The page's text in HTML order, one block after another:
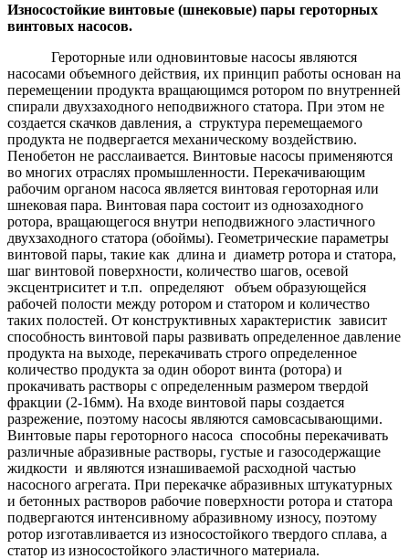
Износостойкие винтовые (шнековые) пары героторных
винтовых насосов.
Героторные или одновинтовые насосы являются
насосами объемного действия, их принцип работы основан на
перемещении продукта вращающимся ротором по внутренней
спирали двухзаходного неподвижного статора. При этом не
создается скачков давления, а структура перемещаемого
продукта не подвергается механическому воздействию.
Пенобетон не расслаивается. Винтовые насосы применяются
во многих отраслях промышленности. Перекачивающим
рабочим органом насоса является винтовая героторная или
шнековая пара. Винтовая пара состоит из однозаходного
ротора, вращающегося внутри неподвижного эластичного
двухзаходного статора (обоймы). Геометрические параметры
винтовой пары, такие как длина и диаметр ротора и статора,
шаг винтовой поверхности, количество шагов, осевой
эксцентриситет и т.п. определяют объем образующейся
рабочей полости между ротором и статором и количество
таких полостей. От конструктивных характеристик зависит
способность винтовой пары развивать определенное давление
продукта на выходе, перекачивать строго определенное
количество продукта за один оборот винта (ротора) и
прокачивать растворы с определенным размером твердой
фракции (2-16мм). На входе винтовой пары создается
разрежение, поэтому насосы являются самовсасывающими.
Винтовые пары героторного насоса способны перекачивать
различные абразивные растворы, густые и газосодержащие
жидкости и являются изнашиваемой расходной частью
насосного агрегата. При перекачке абразивных штукатурных
и бетонных растворов рабочие поверхности ротора и статора
подвергаются интенсивному абразивному износу, поэтому
ротор изготавливается из износостойкого твердого сплава, а
статор из износостойкого эластичного материала.